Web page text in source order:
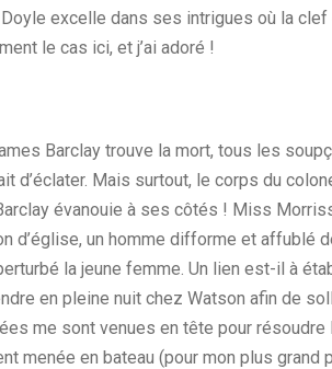
Doyle excelle dans ses intrigues où la
le cas ici, et j’ai adoré !
Barclay trouve la mort, tous les
d’éclater. Mais surtout, le corps du
évanouie à ses côtés ! Miss
d’église, un homme difforme et affublé
la jeune femme. Un lien est-il à
en pleine nuit chez Watson afin de
me sont venues en tête pour résoudre
menée en bateau (pour mon plus grand